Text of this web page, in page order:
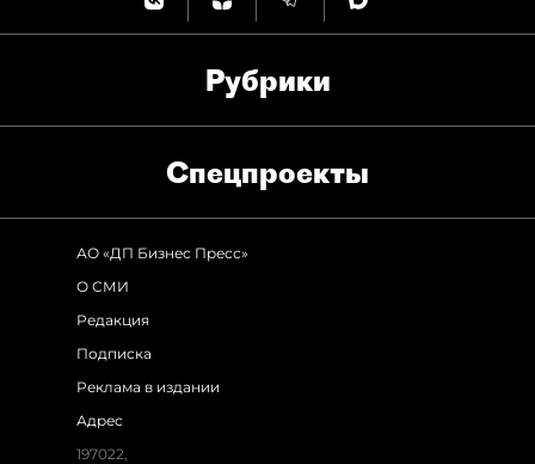
Рубрики
Спец­проекты
АО «ДП Бизнес Пресс»
О СМИ
Редакция
Подписка
Реклама в издании
Адрес
197022,